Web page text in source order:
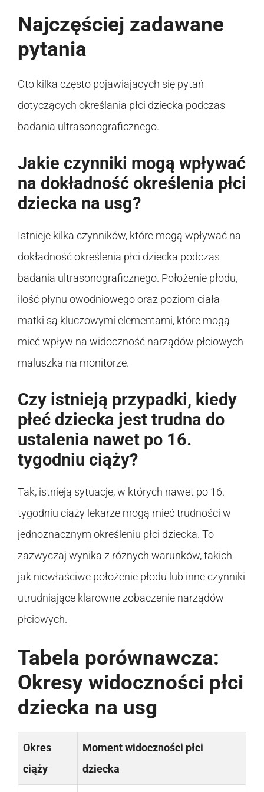
Najczęściej zadawane
pytania
Oto kilka często pojawiających się pytań
dotyczących określania płci dziecka podczas
badania ultrasonograficznego.
Jakie czynniki mogą wpływać
na dokładność określenia płci
dziecka na usg?
Istnieje kilka czynników, które mogą wpływać na
dokładność określenia płci dziecka podczas
badania ultrasonograficznego. Położenie płodu,
ilość płynu owodniowego oraz poziom ciała
matki są kluczowymi elementami, które mogą
mieć wpływ na widoczność narządów płciowych
maluszka na monitorze.
Czy istnieją przypadki, kiedy
płeć dziecka jest trudna do
ustalenia nawet po 16.
tygodniu ciąży?
Tak, istnieją sytuacje, w których nawet po 16.
tygodniu ciąży lekarze mogą mieć trudności w
jednoznacznym określeniu płci dziecka. To
zazwyczaj wynika z różnych warunków, takich
jak niewłaściwe położenie płodu lub inne czynniki
utrudniające klarowne zobaczenie narządów
płciowych.
Tabela porównawcza:
Okresy widoczności płci
dziecka na usg
Okres
ciąży
Moment widoczności płci
dziecka